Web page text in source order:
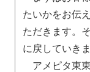
たいかをお伝
ただきます。
に戻していき
アメピタ東